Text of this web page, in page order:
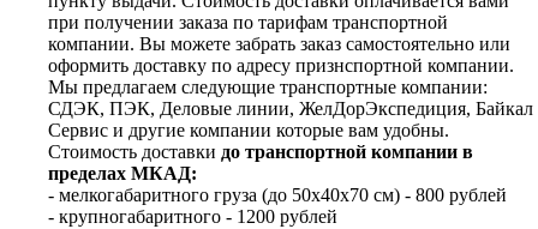
при получении заказа по тарифам транспортной
компании. Вы можете забрать заказ самостоятельно или
оформить доставку по адресу признспортной компании.
Мы предлагаем следующие транспортные компании:
СДЭК, ПЭК, Деловые линии, ЖелДорЭкспедиция, Байкал
Сервис и другие компании которые вам удобны.
Стоимость доставки до транспортной компании в
пределах МКАД:
- мелкогабаритного груза (до 50х40х70 см) - 800 рублей
- крупногабаритного - 1200 рублей